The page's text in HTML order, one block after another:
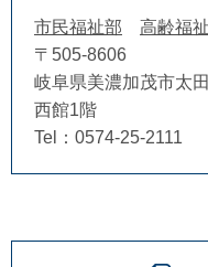
市民福祉部 高齢福
〒505-8606
岐阜県美濃加茂市太
西館1階
Tel：0574-25-2111